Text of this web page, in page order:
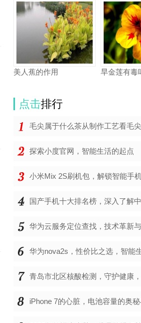
美人蕉的作用 旱金莲有毒
点击排行
毛尖属于什么茶从制作工艺看毛
探索小度官网，智能生活的起点
iPhone 7的心脏，电池容量的奥